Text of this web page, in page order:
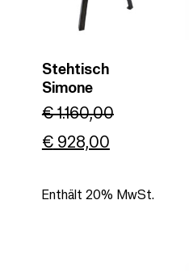
Stehtisch
Simone
€1.160,00
Ursprünglicher
war:
€928,00Aktueller
ist:
Enthält 20% MwSt.